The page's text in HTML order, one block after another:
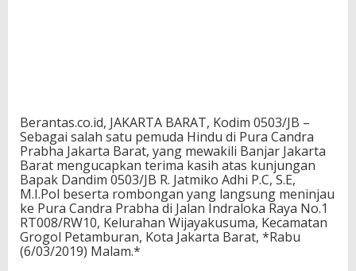
Berantas.co.id, JAKARTA BARAT, Kodim 0503/JB –
Sebagai salah satu pemuda Hindu di Pura Candra
Prabha Jakarta Barat, yang mewakili Banjar Jakarta
Barat mengucapkan terima kasih atas kunjungan
Bapak Dandim 0503/JB R. Jatmiko Adhi P.C, S.E,
M.I.Pol beserta rombongan yang langsung meninjau
ke Pura Candra Prabha di Jalan Indraloka Raya No.1
RT008/RW10, Kelurahan Wijayakusuma, Kecamatan
Grogol Petamburan, Kota Jakarta Barat, *Rabu
(6/03/2019) Malam.*